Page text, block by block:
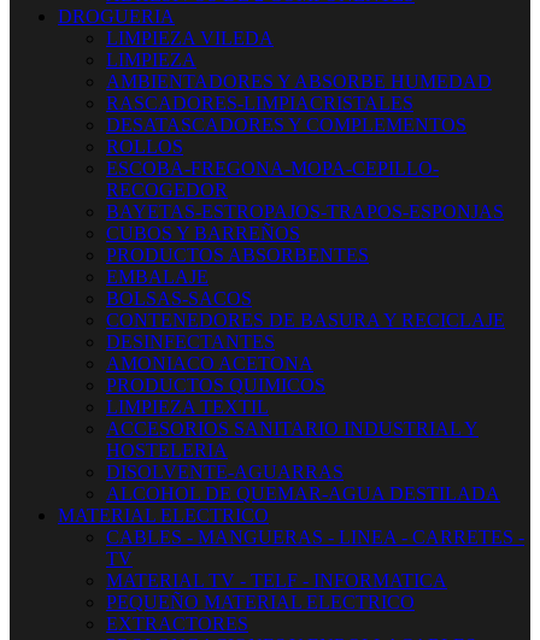
DROGUERIA
LIMPIEZA VILEDA
LIMPIEZA
AMBIENTADORES Y ABSORBE HUMEDAD
RASCADORES-LIMPIACRISTALES
DESATASCADORES Y COMPLEMENTOS
ROLLOS
ESCOBA-FREGONA-MOPA-CEPILLO-
RECOGEDOR
BAYETAS-ESTROPAJOS-TRAPOS-ESPONJAS
CUBOS Y BARREÑOS
PRODUCTOS ABSORBENTES
EMBALAJE
BOLSAS-SACOS
CONTENEDORES DE BASURA Y RECICLAJE
DESINFECTANTES
AMONIACO ACETONA
PRODUCTOS QUIMICOS
LIMPIEZA TEXTIL
ACCESORIOS SANITARIO INDUSTRIAL Y
HOSTELERIA
DISOLVENTE-AGUARRAS
ALCOHOL DE QUEMAR-AGUA DESTILADA
MATERIAL ELECTRICO
CABLES - MANGUERAS - LINEA - CARRETES -
TV
MATERIAL TV - TELF - INFORMATICA
PEQUEÑO MATERIAL ELECTRICO
EXTRACTORES